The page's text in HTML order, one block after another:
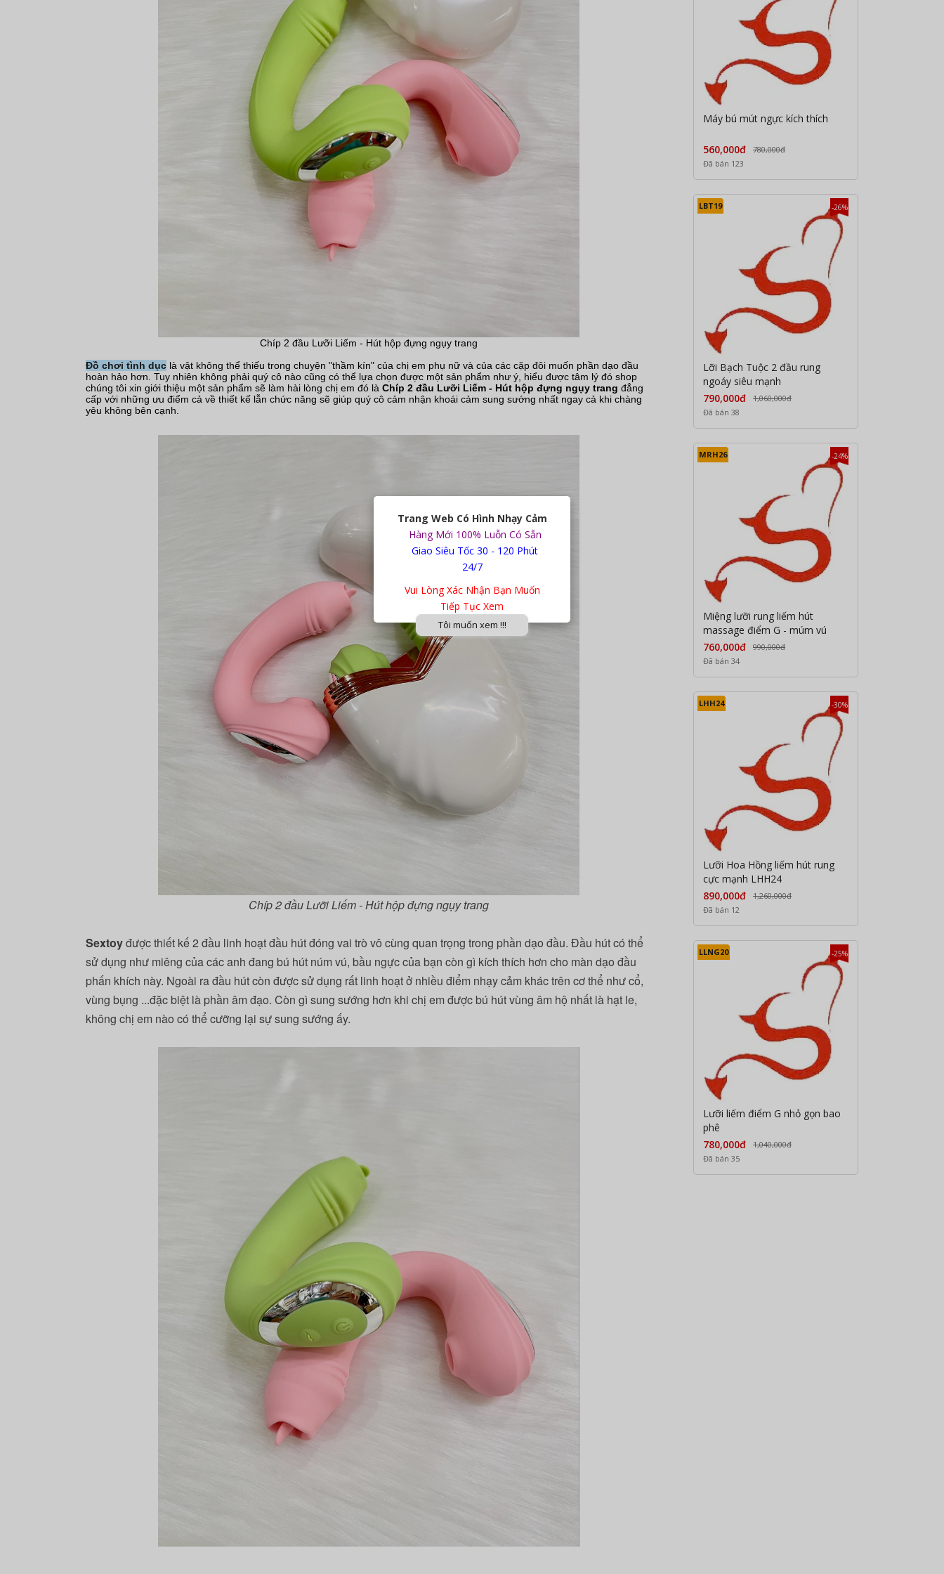
Chíp 2 đầu Lưỡi Liếm - Hút hộp đựng ngụy trang
Đồ chơi tình dục là vật không thể thiếu trong chuyện "thầm kín" của chị em phụ nữ và của các cặp đôi muốn phần dạo đầu
hoàn hảo hơn. Tuy nhiên không phải quý cô nào cũng có thể lựa chọn được một sản phẩm như ý, hiểu được tâm lý đó shop
chúng tôi xin giới thiệu một sản phẩm sẽ làm hài lòng chị em đó là Chíp 2 đầu Lưỡi Liếm - Hút hộp đựng ngụy trang đẳng
cấp với những ưu điểm cả về thiết kế lẫn chức năng sẽ giúp quý cô cảm nhận khoái cảm sung sướng nhất ngay cả khi chàng
yêu không bên cạnh.
Chíp 2 đầu Lưỡi Liếm - Hút hộp đựng ngụy trang
Sextoyđược thiết kế 2 đầu linh hoạt đầu hút đóng vai trò vô cùng quan trọng trong phần dạo đầu. Đầu hút có thể
sử dụng như miêng của các anh đang bú hút núm vú, bầu ngực của bạn còn gì kích thích hơn cho màn dạo đầu
phấn khích này. Ngoài ra đầu hút còn được sử dụng rất linh hoạt ở nhiều điểm nhạy cảm khác trên cơ thể như cổ,
vùng bụng ...đặc biệt là phần âm đạo. Còn gì sung sướng hơn khi chị em được bú hút vùng âm hộ nhất là hạt le,
không chị em nào có thể cưỡng lại sự sung sướng ấy.
Máy bú mút ngực kích thích
560,000đ
780,000đ
Đã bán 123
-26%
LBT19
Lỡi Bạch Tuộc 2 đầu rung
ngoáy siêu mạnh
790,000đ
1,060,000đ
Đã bán 38
-24%
MRH26
Miệng lưỡi rung liếm hút
massage điểm G - múm vú
760,000đ
990,000đ
Đã bán 34
-30%
LHH24
Lưỡi Hoa Hồng liếm hút rung
cực mạnh LHH24
890,000đ
1,260,000đ
Đã bán 12
-25%
LLNG20
Lưỡi liếm điểm G nhỏ gọn bao
phê
780,000đ
1,040,000đ
Đã bán 35
Trang Web Có Hình Nhạy Cảm
Hàng Mới 100% Luỗn Có Sẵn
Giao Siêu Tốc 30 - 120 Phút
24/7
Vui Lòng Xác Nhận Bạn Muốn
Tiếp Tục Xem
Tôi muốn xem !!!